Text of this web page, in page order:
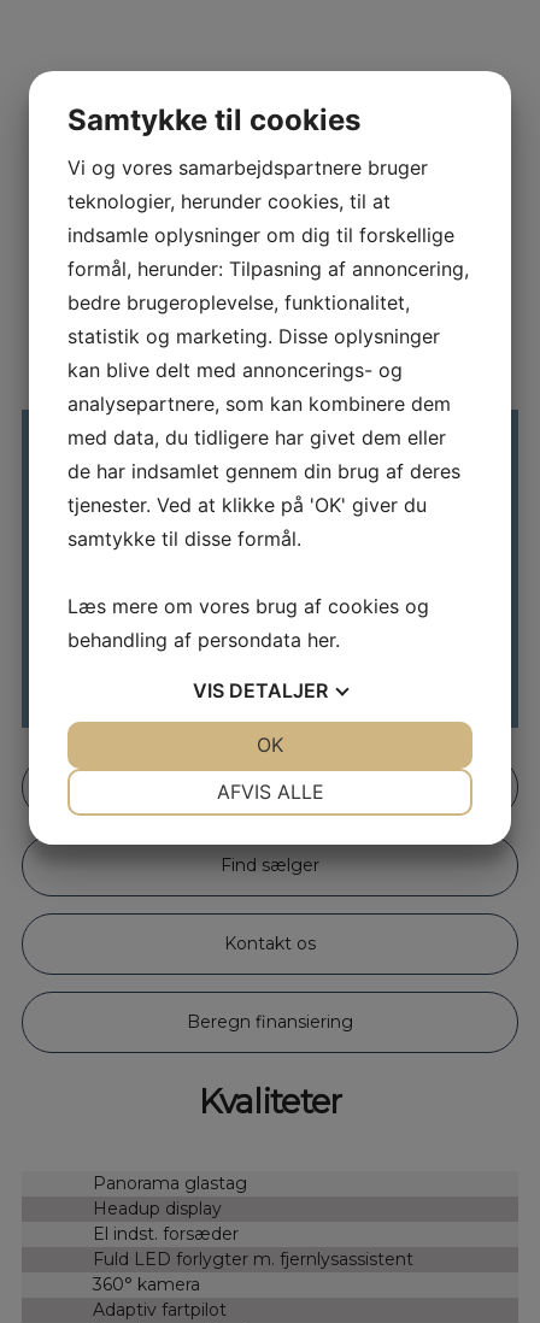
37000 Km 24-03-2022
Ukendt kr.
Gråmetal
Bestil prøvetur
Find sælger
Kontakt os
Beregn finansiering
Kvaliteter
Panorama glastag
Headup display
El indst. forsæder
Fuld LED forlygter m. fjernlysassistent
360° kamera
Adaptiv fartpilot
Samtykke til cookies
Vi og vores samarbejdspartnere bruger
teknologier, herunder cookies, til at
indsamle oplysninger om dig til forskellige
formål, herunder: Tilpasning af annoncering,
bedre brugeroplevelse, funktionalitet,
statistik og marketing. Disse oplysninger
kan blive delt med annoncerings- og
analysepartnere, som kan kombinere dem
med data, du tidligere har givet dem eller
de har indsamlet gennem din brug af deres
tjenester. Ved at klikke på 'OK' giver du
samtykke til disse formål.
Læs mere om vores brug af cookies og
behandling af persondata her.
VIS DETALJER
AFVIS ALLE
OK